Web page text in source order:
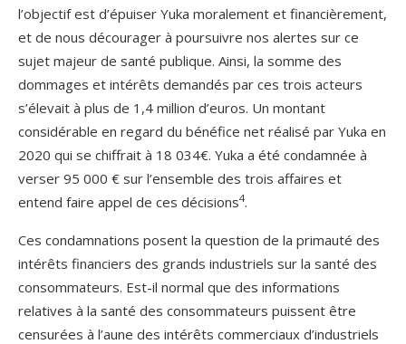
l’objectif est d’épuiser Yuka moralement et financièrement,
et de nous décourager à poursuivre nos alertes sur ce
sujet majeur de santé publique. Ainsi, la somme des
dommages et intérêts demandés par ces trois acteurs
s’élevait à plus de 1,4 million d’euros. Un montant
considérable en regard du bénéfice net réalisé par Yuka en
2020 qui se chiffrait à 18 034€. Yuka a été condamnée à
verser 95 000 € sur l’ensemble des trois affaires et
entend faire appel de ces décisions4.
Ces condamnations posent la question de la primauté des
intérêts financiers des grands industriels sur la santé des
consommateurs. Est-il normal que des informations
relatives à la santé des consommateurs puissent être
censurées à l’aune des intérêts commerciaux d’industriels